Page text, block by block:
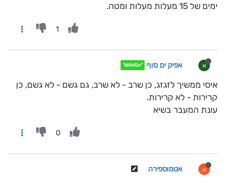
ימים של 15 מעלות מעלות ומטה.
1
א אפיק ים סוף ✅מאושר
איסי ממשיך לזגזג, כן שרב - לא שרב, גם גשם - לא גשם, כן
קרירות - לא קרירות.
עונת המעבר בשיא
0
א אטמוספירה